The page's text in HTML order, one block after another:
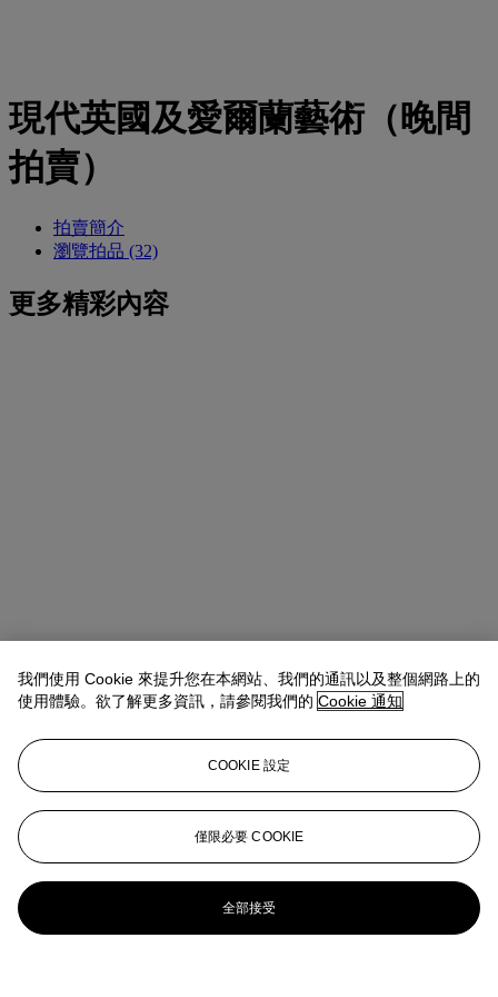
現代英國及愛爾蘭藝術（晚間
拍賣）
拍賣簡介
瀏覽拍品 (32)
更多精彩內容
我們使用 Cookie 來提升您在本網站、我們的通訊以及整個網路上的
使用體驗。欲了解更多資訊，請參閱我們的 Cookie 通知
COOKIE 設定
僅限必要 COOKIE
全部接受